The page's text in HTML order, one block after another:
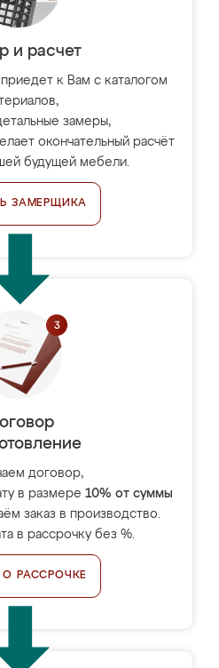
и расчет
к Вам с каталогом
замеры,
окончательный расчёт
будущей мебели.
ЗАМЕРЩИКА
договор,
в размере 10% от суммы
заказ в производство.
в рассрочку без %.
О РАССРОЧКЕ